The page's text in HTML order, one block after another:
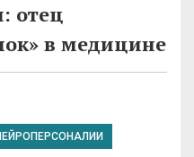
отец
в медицине